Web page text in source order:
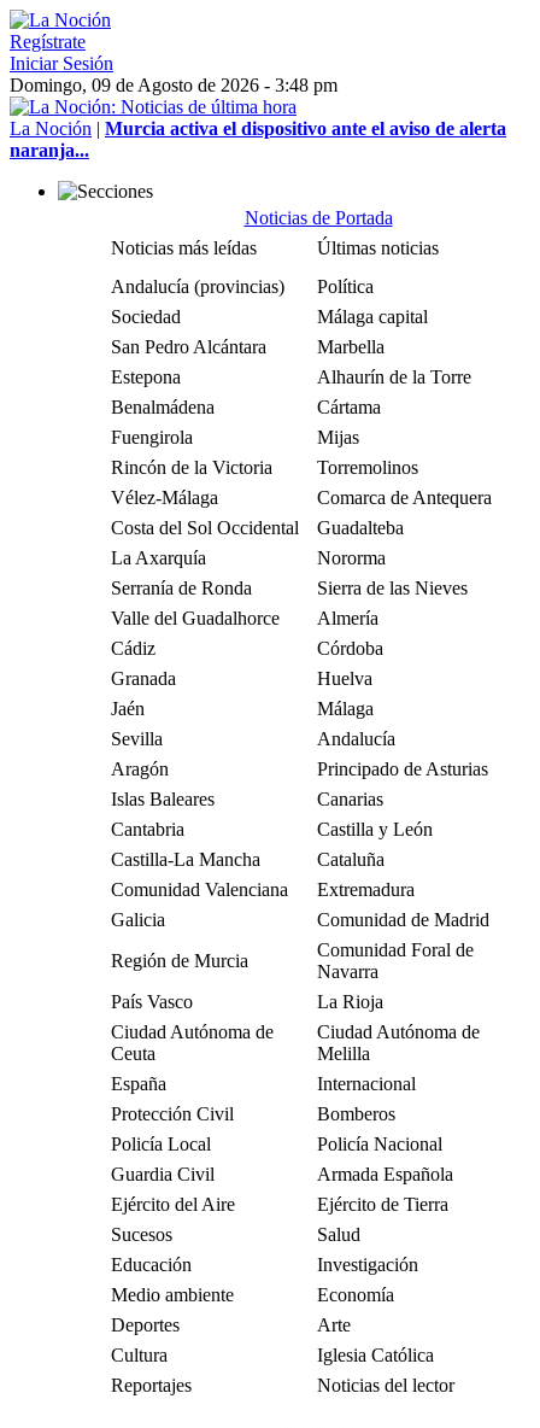
Regístrate
Iniciar Sesión
Domingo, 09 de Agosto de 2026 - 3:48 pm
La Noción | Murcia activa el dispositivo ante el aviso de alerta
naranja...
Noticias de Portada
Noticias más leídas
Últimas noticias
Andalucía (provincias)
Política
Sociedad
Málaga capital
San Pedro Alcántara
Marbella
Estepona
Alhaurín de la Torre
Benalmádena
Cártama
Fuengirola
Mijas
Rincón de la Victoria
Torremolinos
Vélez-Málaga
Comarca de Antequera
Costa del Sol Occidental
Guadalteba
La Axarquía
Nororma
Serranía de Ronda
Sierra de las Nieves
Valle del Guadalhorce
Almería
Cádiz
Córdoba
Granada
Huelva
Jaén
Málaga
Sevilla
Andalucía
Aragón
Principado de Asturias
Islas Baleares
Canarias
Cantabria
Castilla y León
Castilla-La Mancha
Cataluña
Comunidad Valenciana
Extremadura
Galicia
Comunidad de Madrid
Región de Murcia
Comunidad Foral de
Navarra
País Vasco
La Rioja
Ciudad Autónoma de
Ceuta
Ciudad Autónoma de
Melilla
España
Internacional
Protección Civil
Bomberos
Policía Local
Policía Nacional
Guardia Civil
Armada Española
Ejército del Aire
Ejército de Tierra
Sucesos
Salud
Educación
Investigación
Medio ambiente
Economía
Deportes
Arte
Cultura
Iglesia Católica
Reportajes
Noticias del lector